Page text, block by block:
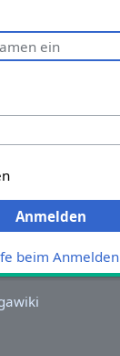
Anmelden
beim Anmelden